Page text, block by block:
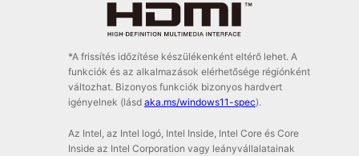
*A frissítés időzítése készülékenként eltérő lehet. A
funkciók és az alkalmazások elérhetősége régiónként
változhat. Bizonyos funkciók bizonyos hardvert
igényelnek (lásd aka.ms/windows11-spec).
Az Intel, az Intel logó, Intel Inside, Intel Core és Core
Inside az Intel Corporation vagy leányvállalatainak